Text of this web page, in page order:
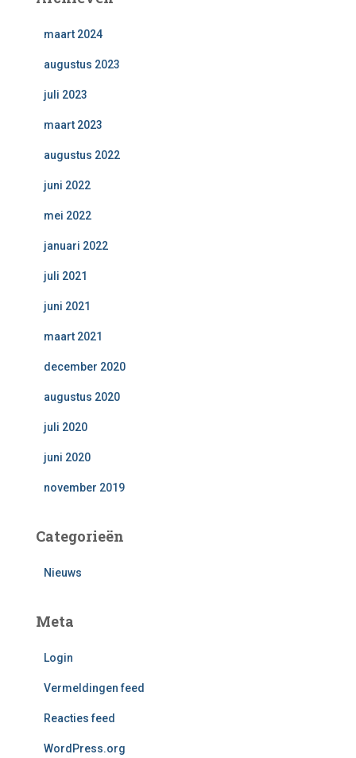
maart 2024
augustus 2023
juli 2023
maart 2023
augustus 2022
juni 2022
mei 2022
januari 2022
juli 2021
juni 2021
maart 2021
december 2020
augustus 2020
juli 2020
juni 2020
november 2019
Categorieën
Nieuws
Meta
Login
Vermeldingen feed
Reacties feed
WordPress.org